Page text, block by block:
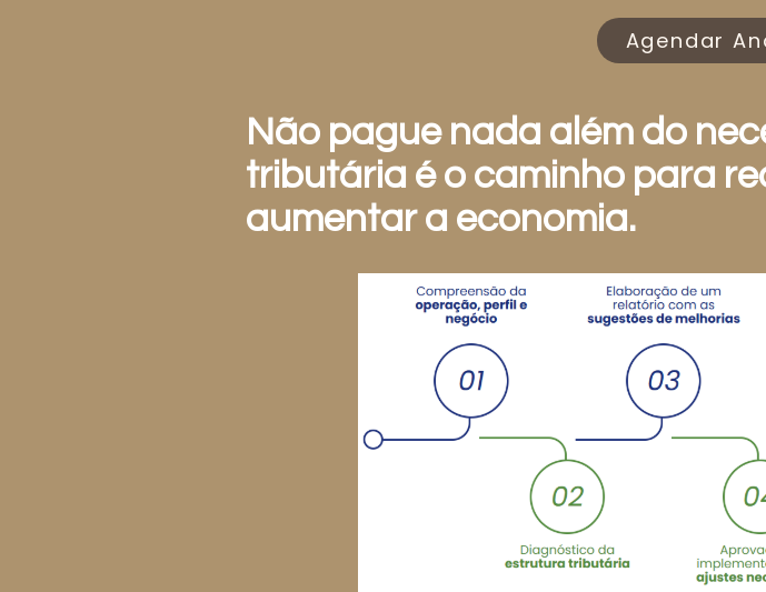
Agendar
Não pague nada além do
tributária é o caminho para
aumentar a economia.